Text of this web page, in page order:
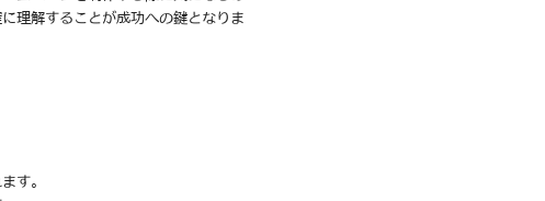
理解することが成功への鍵となりま
す。